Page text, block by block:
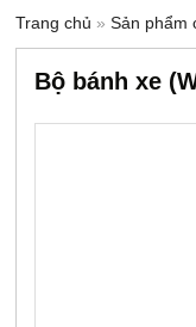
Trang chủ »Sản phẩm
Bộ bánh xe